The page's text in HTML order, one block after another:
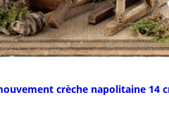
crèche napolitaine 14